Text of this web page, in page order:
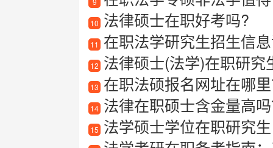
10 法律硕士在职好考吗?
11 在职法学研究生招生信息
12 法律硕士(法学)在职研究
13 在职法硕报名网址在哪
14 法律在职硕士含金量高
15 法学硕士学位在职研究生